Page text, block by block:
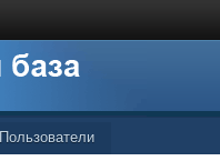
Пользователи